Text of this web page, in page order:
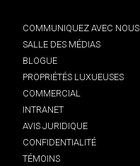
COMMUNIQUEZ AVEC NOUS
SALLE DES MÉDIAS
BLOGUE
PROPRIÉTÉS LUXUEUSES
COMMERCIAL
INTRANET
AVIS JURIDIQUE
CONFIDENTIALITÉ
TÉMOINS